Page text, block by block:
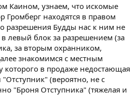
Каином, узнаем, что искомые
Громберг находятся в правом
разрешения Будды нас к ним не
в левый блок за разрешением (за
за вторым охранником,
знакомимся с местным
которого в продаже недостающая
(вероятно, не с
"Броня Отступника" (тяжелая и